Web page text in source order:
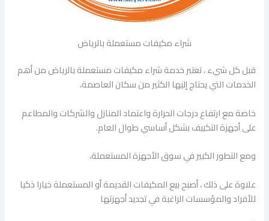
شراء مكيفات مستعملة بالرياض
قبل كل شيء ، تعتبر خدمة شراء مكيفات مستعملة بالرياض من أهم
الخدمات التي يحتاج إليها الكثير من سكان العاصمة،
خاصة مع ارتفاع درجات الحرارة واعتماد المنازل والشركات والمطاعم
على أجهزة التكييف بشكل أساسي طوال العام.
ومع التطور الكبير في سوق الأجهزة المستعملة،
علاوة على ذلك ، أصبح بيع المكيفات القديمة أو المستعملة خيارا ذكيا
للأفراد والمؤسسات الراغبة في تجديد أجهزتها